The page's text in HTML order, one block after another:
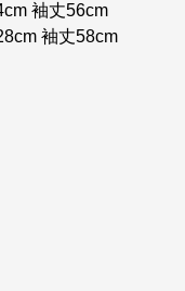
袖丈56cm
袖丈58cm